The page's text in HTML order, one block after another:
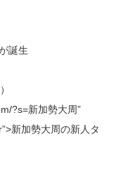
誕生
?s=新加勢大周”
新加勢大周の新人タ